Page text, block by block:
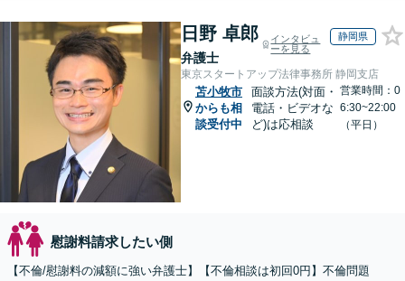
日野 卓郎
弁護士
インタビュ
ーを見る
静岡県
東京スタートアップ法律事務所 静岡支店
苫小牧市
からも相
談受付中
面談方法(対面・
電話・ビデオな
ど)は応相談
営業時間：0
6:30~22:00
（平日）
慰謝料請求したい側
【不倫/慰謝料の減額に強い弁護士】【不倫相談は初回0円】不倫問題